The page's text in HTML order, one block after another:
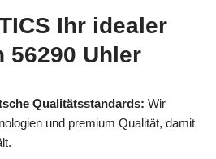
Ihr idealer
56290 Uhler
Qualitätsstandards: Wir
und premium Qualität, damit